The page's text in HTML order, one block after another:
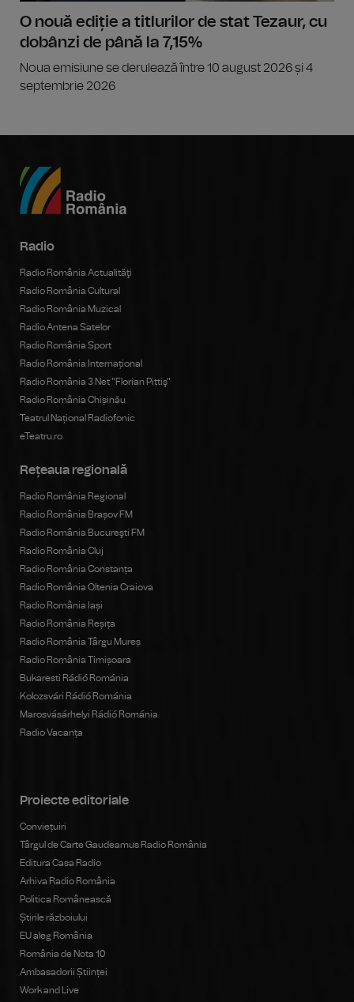
O nouă ediție a titlurilor de stat Tezaur, cu
dobânzi de până la 7,15%
Noua emisiune se derulează între 10 august 2026 și 4
septembrie 2026
Radio
Radio România Actualităţi
Radio România Cultural
Radio România Muzical
Radio Antena Satelor
Radio România Sport
Radio România Internațional
Radio România 3 Net "Florian Pittiş"
Radio România Chișinău
Teatrul Național Radiofonic
eTeatru.ro
Rețeaua regională
Radio România Regional
Radio România Brașov FM
Radio România Bucureşti FM
Radio România Cluj
Radio România Constanța
Radio România Oltenia Craiova
Radio România Iași
Radio România Reșița
Radio România Târgu Mureș
Radio România Timișoara
Bukaresti Rádió Románia
Kolozsvári Rádió Románia
Marosvásárhelyi Rádió Románia
Radio Vacanța
Proiecte editoriale
Conviețuiri
Târgul de Carte Gaudeamus Radio România
Editura Casa Radio
Arhiva Radio România
Politica Românească
Știrile războiului
EU aleg România
România de Nota 10
Ambasadorii Științei
Work and Live